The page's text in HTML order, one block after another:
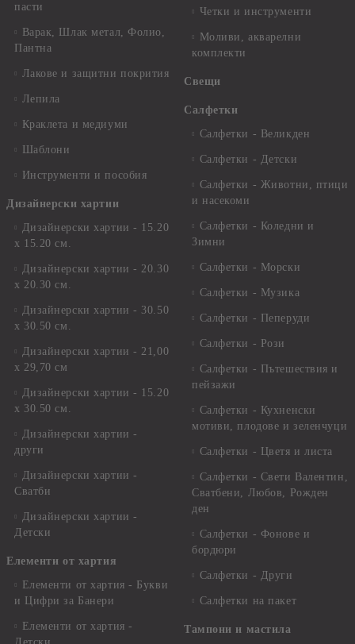
пасти
Варак, Шлак метал, Фолио,
Пантна
Лакове и защитни покрития
Лепила
Краклета и медиуми
Шаблони
Инструменти и пособия
Дизайнерски хартии
Дизайнерски хартии - 15.20
х 15.20 см.
Дизайнерски хартии - 20.30
х 20.30 см.
Дизайнерски хартии - 30.50
х 30.50 см.
Дизайнерски хартии - 21,00
х 29,70 см
Дизайнерски хартии - 15.20
x 30.50 см.
Дизайнерски хартии -
други
Дизайнерски хартии -
Сватби
Дизайнерски хартии -
Детски
Елементи от хартия
Елементи от хартия - Букви
и Цифри за Банери
Елементи от хартия -
Четки и инструменти
Моливи, акварелни
комплекти
Свещи
Салфетки
Салфетки - Великден
Салфетки - Детски
Салфетки - Животни, птици
и насекоми
Салфетки - Коледни и
Зимни
Салфетки - Морски
Салфетки - Музика
Салфетки - Пеперуди
Салфетки - Рози
Салфетки - Пътешествия и
пейзажи
Салфетки - Кухненски
мотиви, плодове и зеленчуци
Салфетки - Цветя и листа
Салфетки - Свети Валентин,
Сватбени, Любов, Рожден
ден
Салфетки - Фонове и
бордюри
Салфетки - Други
Салфетки на пакет
Тампони и мастила